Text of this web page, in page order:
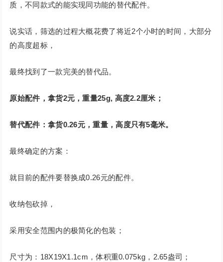
质，不同款式的能实现同功能的替代配件。
说实话，筛选的过程大概花费了将近2个小时的时间，大部分
的高度超标，
最终找到了一款完美的替代品。
原始配件，拿货2元，重量25g, 高度2.2厘米；
替代配件：拿货0.26元，重量，高度只有5毫米。
最终确定的方案：
就目前的配件要替换成0.26元的配件。
收纳包砍掉，
采用安全范围内的极简化的包装；
尺寸为：18X19X1.1cm，体积重0.075kg，2.65盎司；